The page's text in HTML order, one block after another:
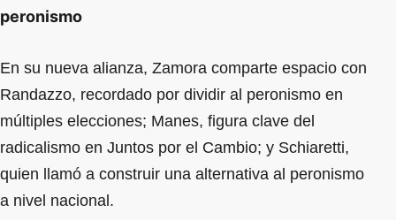
peronismo
En su nueva alianza, Zamora comparte espacio con
Randazzo, recordado por dividir al peronismo en
múltiples elecciones; Manes, figura clave del
radicalismo en Juntos por el Cambio; y Schiaretti,
quien llamó a construir una alternativa al peronismo
a nivel nacional.